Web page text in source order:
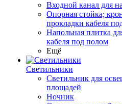
Входной канал для
Опорная стойка;
прокладки кабеля
Напольная плитка
кабеля под полом
Ещё
Светильники
Светильник для
площадей
Ночник